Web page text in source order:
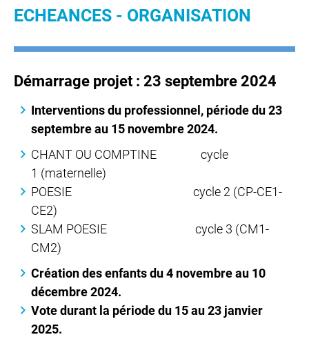
ECHEANCES - ORGANISATION
Démarrage projet : 23 septembre 2024
Interventions du professionnel, période du 23
septembre au 15 novembre 2024.
CHANT OU COMPTINE cycle
1 (maternelle)
POESIE cycle 2 (CP-CE1-
CE2)
SLAM POESIE cycle 3 (CM1-
CM2)
Création des enfants du 4 novembre au 10
décembre 2024.
Vote durant la période du 15 au 23 janvier
2025.